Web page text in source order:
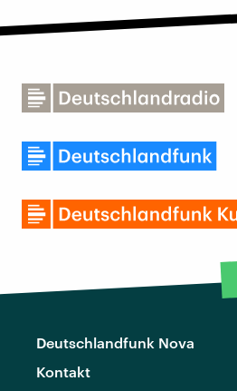
Deutschlandfunk Nova
Kontakt